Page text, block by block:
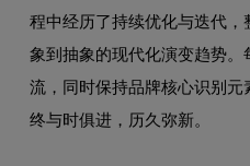
程中经历了持续优化与迭代
象到抽象的现代化演变趋势
流，同时保持品牌核心识别
终与时俱进，历久弥新。